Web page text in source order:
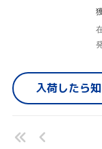
入荷したら